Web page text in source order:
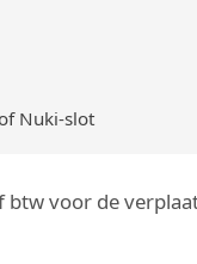
Nuki-slot
voor de